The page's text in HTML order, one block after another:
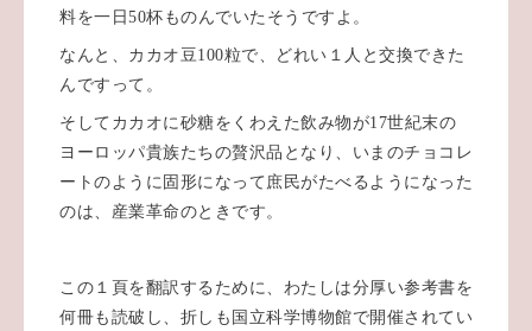
料を一日50杯ものんでいたそうですよ。
なんと、カカオ豆100粒で、どれい１人と交換できた
んですって。
そしてカカオに砂糖をくわえた飲み物が17世紀末の
ヨーロッパ貴族たちの贅沢品となり、 いまのチョコレ
ートのように固形になって庶民がたべるようになった
のは、産業革命のときです。
この１頁を翻訳するために、わたしは分厚い参考書を
何冊も読破し、折しも国立科学博物館で開催されてい